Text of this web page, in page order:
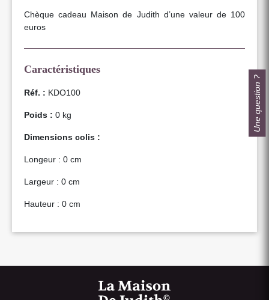
Chèque cadeau Maison de Judith d’une valeur de 100
euros
Caractéristiques
Réf. : KDO100
Poids : 0 kg
Dimensions colis :
Longeur : 0 cm
Largeur : 0 cm
Hauteur : 0 cm
Une question ?